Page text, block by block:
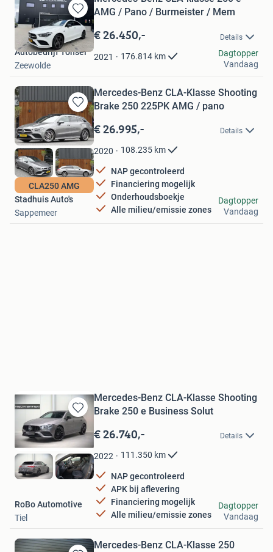
Bewaren
in
Mijn
Favorieten
AMG / Pano / Burmeister / Mem
€ 26.450,- Details
2021 176.814 km
Autobedrijf Tonsel
Zeewolde
Dagtopper
Vandaag
Bewaren
in
Mijn
Favorieten
CLA250 AMG
Mercedes-Benz CLA-Klasse Shooting
Brake 250 225PK AMG / pano
€ 26.995,- Details
2020 108.235 km
NAP gecontroleerd
Financiering mogelijk
Onderhoudsboekje
Alle milieu/emissie zones
Stadhuis Auto's
Sappemeer
Dagtopper
Vandaag
Bewaren
Mijn
Favorieten
Mercedes-Benz CLA-Klasse Shooting
Brake 250 e Business Solut
€ 26.740,- Details
2022 111.350 km
NAP gecontroleerd
APK bij aflevering
Financiering mogelijk
Alle milieu/emissie zones
RoBo Automotive
Tiel
Dagtopper
Vandaag
Mercedes-Benz CLA-Klasse 250